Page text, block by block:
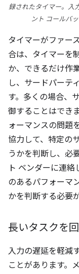
録されたタイマー。入
ント コールバ
タイマーがファー
合は、タイマーを
か、できるだけ作
し、サードパーテ
す。多くの場合、
御することはでき
ォーマンスの問題
協力して、特定の
うかを判断し、必
ト ベンダーに連
のあるパフォーマ
かを判断する必要
長いタスクを
入力の遅延を軽減
ことがあります。